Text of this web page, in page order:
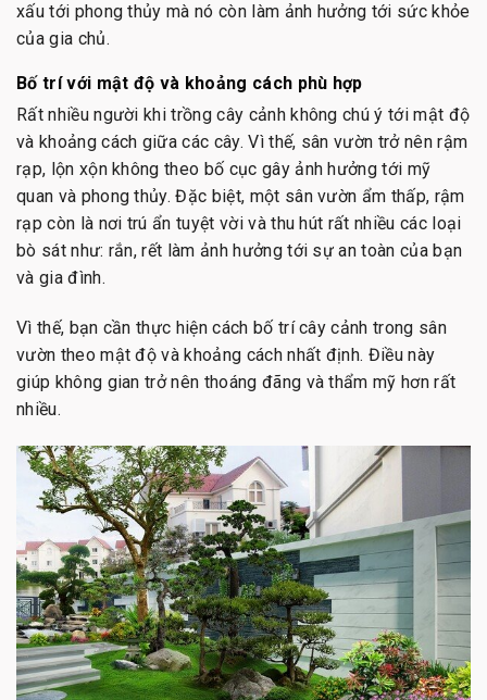
xấu tới phong thủy mà nó còn làm ảnh hưởng tới sức khỏe
của gia chủ.
Bố trí với mật độ và khoảng cách phù hợp
Rất nhiều người khi trồng cây cảnh không chú ý tới mật độ
và khoảng cách giữa các cây. Vì thế, sân vườn trở nên rậm
rạp, lộn xộn không theo bố cục gây ảnh hưởng tới mỹ
quan và phong thủy. Đặc biệt, một sân vườn ẩm thấp, rậm
rạp còn là nơi trú ẩn tuyệt vời và thu hút rất nhiều các loại
bò sát như: rắn, rết làm ảnh hưởng tới sự an toàn của bạn
và gia đình.
Vì thế, bạn cần thực hiện cách bố trí cây cảnh trong sân
vườn theo mật độ và khoảng cách nhất định. Điều này
giúp không gian trở nên thoáng đãng và thẩm mỹ hơn rất
nhiều.